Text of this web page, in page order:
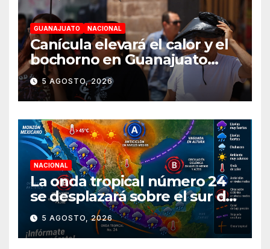
GUANAJUATO NACIONAL
Canícula elevará el calor y el
bochorno en Guanajuato
durante agosto
5 AGOSTO, 2026
NACIONAL
La onda tropical número 24
se desplazará sobre el sur del
territorio nacional
5 AGOSTO, 2026